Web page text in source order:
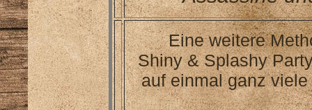
Eine weitere
Shiny & Splashy
auf einmal ganz